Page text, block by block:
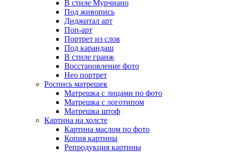
В стиле Мурчиано
Под живопись
Диджитал арт
Поп-арт
Портрет из слов
Под карандаш
В стиле гранж
Восстановление фото
Нео портрет
Роспись матрешек
Матрешка с лицами по фото
Матрешка с логотипом
Матрешка штоф
Картина на холсте
Картина маслом по фото
Копия картины
Репродукция картины